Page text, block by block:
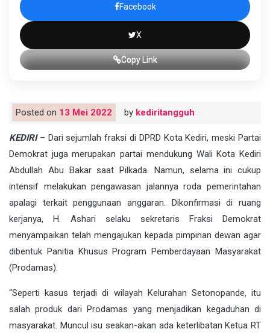
Facebook
X
Copy Link
Posted on 13 Mei 2022 by kediritangguh
KEDIRI – Dari sejumlah fraksi di DPRD Kota Kediri, meski Partai
Demokrat juga merupakan partai mendukung Wali Kota Kediri
Abdullah Abu Bakar saat Pilkada. Namun, selama ini cukup
intensif melakukan pengawasan jalannya roda pemerintahan
apalagi terkait penggunaan anggaran. Dikonfirmasi di ruang
kerjanya, H. Ashari selaku sekretaris Fraksi Demokrat
menyampaikan telah mengajukan kepada pimpinan dewan agar
dibentuk Panitia Khusus Program Pemberdayaan Masyarakat
(Prodamas).
“Seperti kasus terjadi di wilayah Kelurahan Setonopande, itu
salah produk dari Prodamas yang menjadikan kegaduhan di
masyarakat. Muncul isu seakan-akan ada keterlibatan Ketua RT